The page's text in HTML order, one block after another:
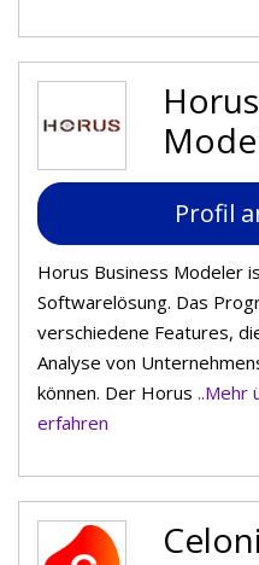
Profil
Horus Business Modeler
Softwarelösung. Das
verschiedene Features,
Analyse von
können. Der Horus ..Mehr
erfahren